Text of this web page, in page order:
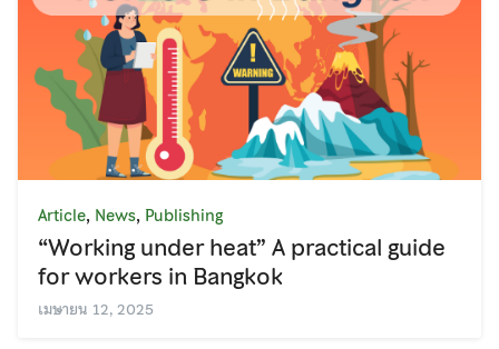
Article, News, Publishing
“Working under heat” A practical guide
for workers in Bangkok
เมษายน 12, 2025